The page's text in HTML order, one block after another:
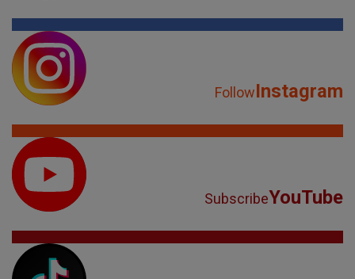
FollowInstagram
SubscribeYouTube